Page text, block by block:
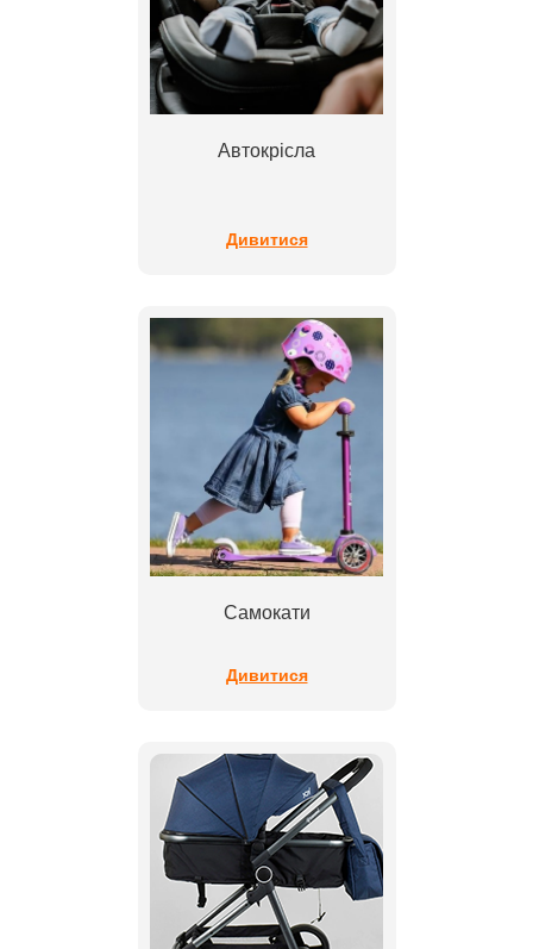
Автокрісла
Дивитися
Самокати
Дивитися